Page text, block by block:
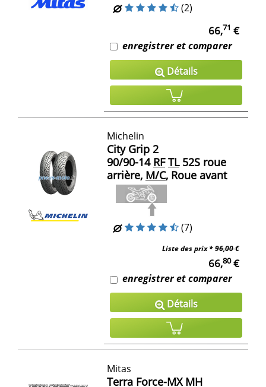
(2)
66,71 €
enregistrer et comparer
Détails
Michelin
City Grip 2
90/90-14 RF TL52S roue
arrière, M/C, Roue avant
(7)
Liste des prix *96,00 €
66,80€
enregistrer et comparer
Détails
Mitas
Terra Force-MX MH